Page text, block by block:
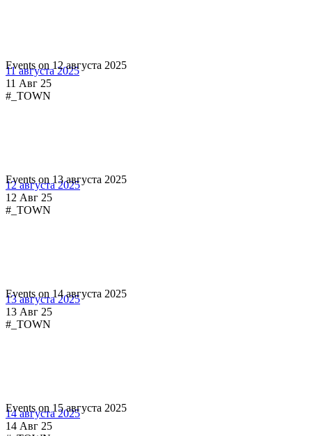
11 августа 2025
11 Авг 25
#_TOWN
Events on 12 августа 2025
12 августа 2025
12 Авг 25
#_TOWN
Events on 13 августа 2025
13 августа 2025
13 Авг 25
#_TOWN
Events on 14 августа 2025
14 августа 2025
14 Авг 25
Events on 15 августа 2025